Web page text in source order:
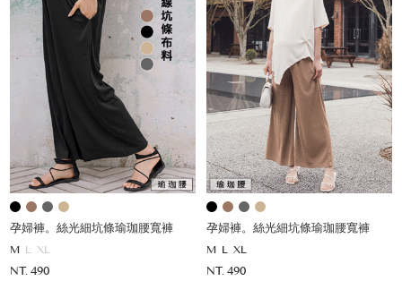
孕婦褲。絲光細坑條瑜珈腰寬褲
M L XL
NT. 490
孕婦褲。絲光細坑條瑜珈腰寬褲
M L XL
NT. 490